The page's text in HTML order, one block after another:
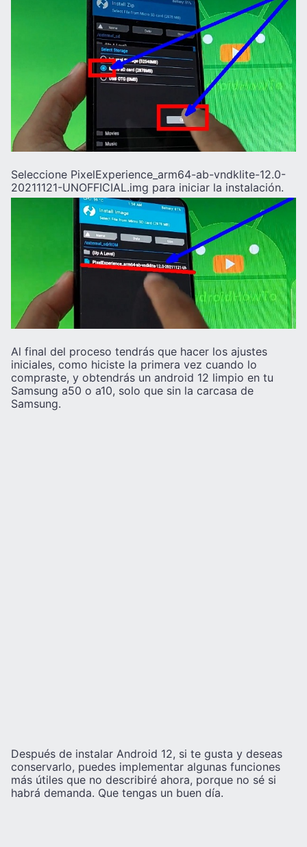
Seleccione PixelExperience_arm64-ab-vndklite-12.0-
20211121-UNOFFICIAL.img para iniciar la instalación.
Al final del proceso tendrás que hacer los ajustes
iniciales, como hiciste la primera vez cuando lo
compraste, y obtendrás un android 12 limpio en tu
Samsung a50 o a10, solo que sin la carcasa de
Samsung.
Después de instalar Android 12, si te gusta y deseas
conservarlo, puedes implementar algunas funciones
más útiles que no describiré ahora, porque no sé si
habrá demanda. Que tengas un buen día.